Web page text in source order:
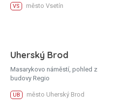
VS město Vsetín
Uherský Brod
Masarykovo náměstí, pohled z
budovy Regio
UB město Uherský Brod